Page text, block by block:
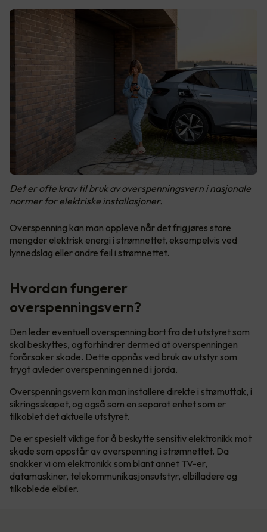
Det er ofte krav til bruk av overspenningsvern i nasjonale
normer for elektriske installasjoner.
Overspenning kan man oppleve når det frigjøres store
mengder elektrisk energi i strømnettet, eksempelvis ved
lynnedslag eller andre feil i strømnettet.
Hvordan fungerer
overspenningsvern?
Den leder eventuell overspenning bort fra det utstyret som
skal beskyttes, og forhindrer dermed at overspenningen
forårsaker skade. Dette oppnås ved bruk av utstyr som
trygt avleder overspenningen ned i jorda.
Overspenningsvern kan man installere direkte i strømuttak, i
sikringsskapet, og også som en separat enhet som er
tilkoblet det aktuelle utstyret.
De er spesielt viktige for å beskytte sensitiv elektronikk mot
skade som oppstår av overspenning i strømnettet. Da
snakker vi om elektronikk som blant annet TV-er,
datamaskiner, telekommunikasjonsutstyr, elbilladere og
tilkoblede elbiler.